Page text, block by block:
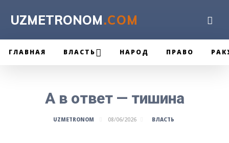
UZMETRONOM.COM
ГЛАВНАЯ ВЛАСТЬ НАРОД ПРАВО
А в ответ — тишина
UZMETRONOM 08/06/2026 ВЛАСТЬ